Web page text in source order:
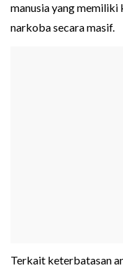
manusia yang memiliki
narkoba secara masif.
Terkait keterbatasan